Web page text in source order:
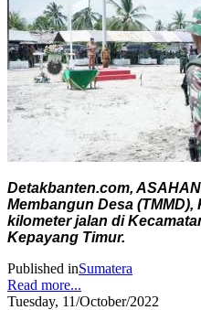
Detakbanten.com,
Membangun Desa
kilometer jalan di
Kepayang Timur.
Published inSumatera
Read more...
Tuesday, 11/October/2022